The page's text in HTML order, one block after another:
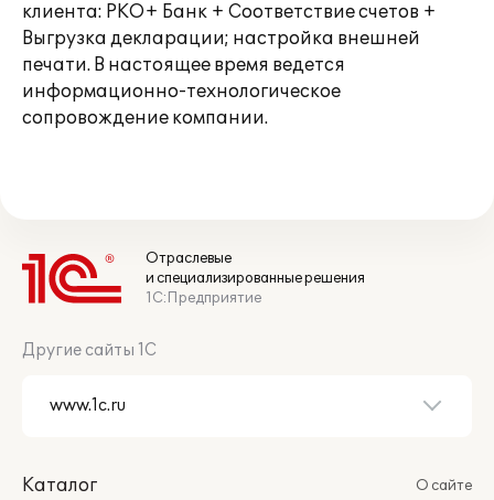
клиента: РКО+ Банк + Соответствие счетов +
Выгрузка декларации; настройка внешней
печати. В настоящее время ведется
информационно-технологическое
сопровождение компании.
Отраслевые
и специализированные решения
1С:Предприятие
Другие сайты 1С
Каталог
О сайте